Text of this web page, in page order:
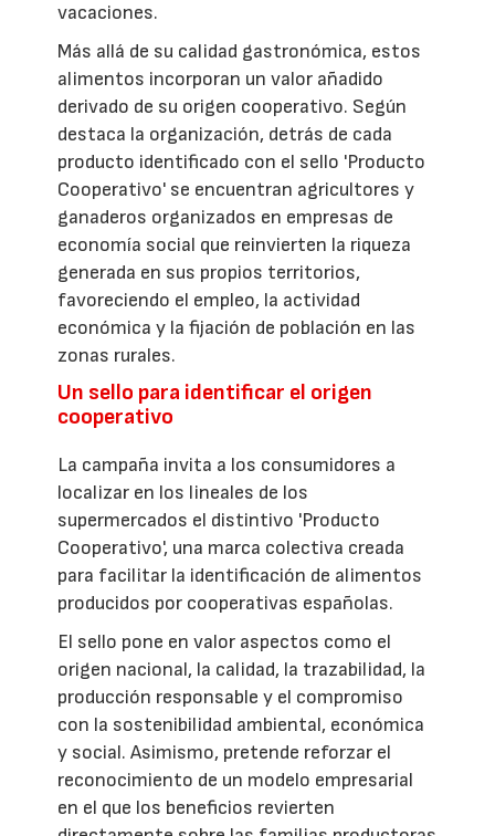
vacaciones.
Más allá de su calidad gastronómica, estos
alimentos incorporan un valor añadido
derivado de su origen cooperativo. Según
destaca la organización, detrás de cada
producto identificado con el sello 'Producto
Cooperativo' se encuentran agricultores y
ganaderos organizados en empresas de
economía social que reinvierten la riqueza
generada en sus propios territorios,
favoreciendo el empleo, la actividad
económica y la fijación de población en las
zonas rurales.
Un sello para identificar el origen
cooperativo
La campaña invita a los consumidores a
localizar en los lineales de los
supermercados el distintivo 'Producto
Cooperativo', una marca colectiva creada
para facilitar la identificación de alimentos
producidos por cooperativas españolas.
El sello pone en valor aspectos como el
origen nacional, la calidad, la trazabilidad, la
producción responsable y el compromiso
con la sostenibilidad ambiental, económica
y social. Asimismo, pretende reforzar el
reconocimiento de un modelo empresarial
en el que los beneficios revierten